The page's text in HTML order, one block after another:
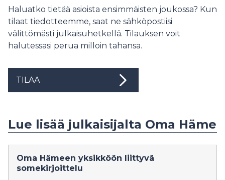
Haluatko tietää asioista ensimmäisten joukossa? Kun
tilaat tiedotteemme, saat ne sähköpostiisi
välittömästi julkaisuhetkellä. Tilauksen voit
halutessasi perua milloin tahansa.
TILAA
Lue lisää julkaisijalta Oma Häme
Oma Hämeen yksikköön liittyvä
somekirjoittelu